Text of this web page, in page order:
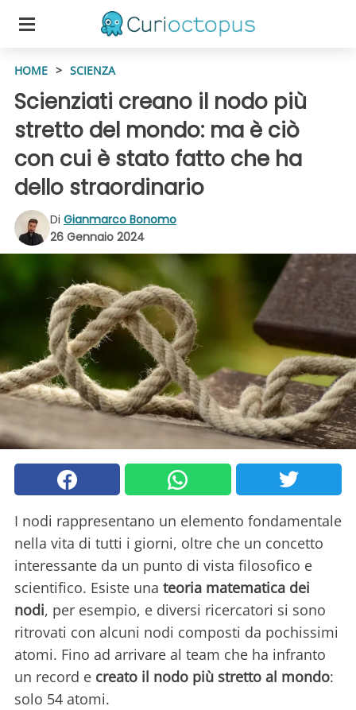
HOME > SCIENZA
Scienziati creano il nodo più
stretto del mondo: ma è ciò
con cui è stato fatto che ha
dello straordinario
Di Gianmarco Bonomo
26 Gennaio 2024
I nodi rappresentano un elemento fondamentale
nella vita di tutti i giorni, oltre che un concetto
interessante da un punto di vista filosofico e
scientifico. Esiste una teoria matematica dei
nodi, per esempio, e diversi ricercatori si sono
ritrovati con alcuni nodi composti da pochissimi
atomi. Fino ad arrivare al team che ha infranto
un record e creato il nodo più stretto al mondo:
solo 54 atomi.